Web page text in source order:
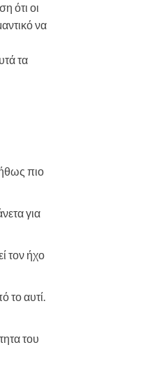
ότι οι
να
τα
πιο
για
τον ήχο
το αυτί.
του